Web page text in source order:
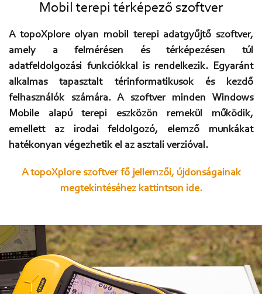
Mobil terepi térképező szoftver
A topoXplore olyan mobil terepi adatgyűjtő szoftver,
amely a felmérésen és térképezésen túl
adatfeldolgozási funkciókkal is rendelkezik. Egyaránt
alkalmas tapasztalt térinformatikusok és kezdő
felhasználók számára. A szoftver minden Windows
Mobile alapú terepi eszközön remekül működik,
emellett az irodai feldolgozó, elemző munkákat
hatékonyan végezhetik el az asztali verzióval.
AtopoXploreszoftver fő jellemzői, újdonságainak
megtekintéséhez kattintson ide.